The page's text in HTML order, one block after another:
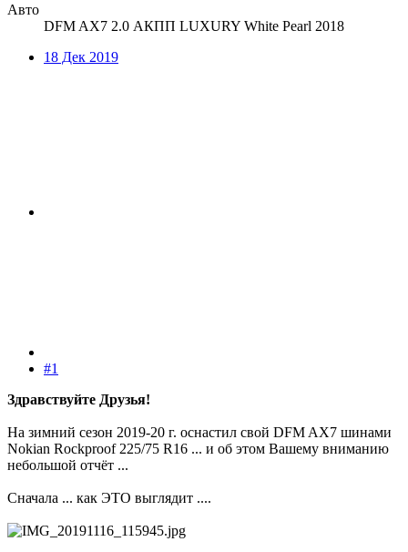
Авто
DFM AX7 2.0 АКПП LUXURY White Pearl 2018
18 Дек 2019
#1
Здравствуйте Друзья!
На зимний сезон 2019-20 г. оснастил свой DFM AX7 шинами
Nokian Rockproof 225/75 R16 ... и об этом Вашему вниманию
небольшой отчёт ...
Сначала ... как ЭТО выглядит ....